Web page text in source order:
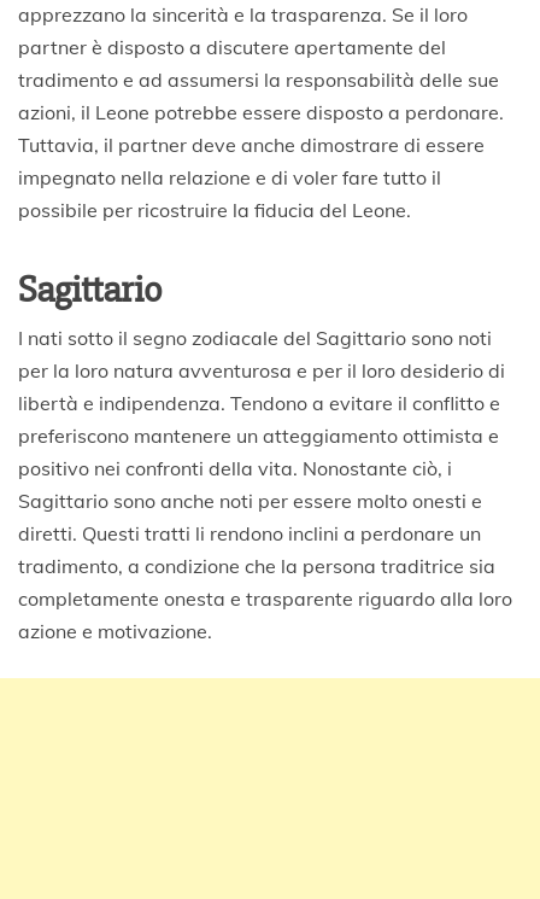
apprezzano la sincerità e la trasparenza. Se il loro
partner è disposto a discutere apertamente del
tradimento e ad assumersi la responsabilità delle sue
azioni, il Leone potrebbe essere disposto a perdonare.
Tuttavia, il partner deve anche dimostrare di essere
impegnato nella relazione e di voler fare tutto il
possibile per ricostruire la fiducia del Leone.
Sagittario
I nati sotto il segno zodiacale del Sagittario sono noti
per la loro natura avventurosa e per il loro desiderio di
libertà e indipendenza. Tendono a evitare il conflitto e
preferiscono mantenere un atteggiamento ottimista e
positivo nei confronti della vita. Nonostante ciò, i
Sagittario sono anche noti per essere molto onesti e
diretti. Questi tratti li rendono inclini a perdonare un
tradimento, a condizione che la persona traditrice sia
completamente onesta e trasparente riguardo alla loro
azione e motivazione.